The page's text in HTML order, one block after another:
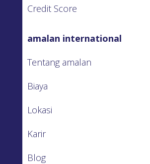
Credit Score
amalan international
Tentang amalan
Biaya
Lokasi
Karir
Blog